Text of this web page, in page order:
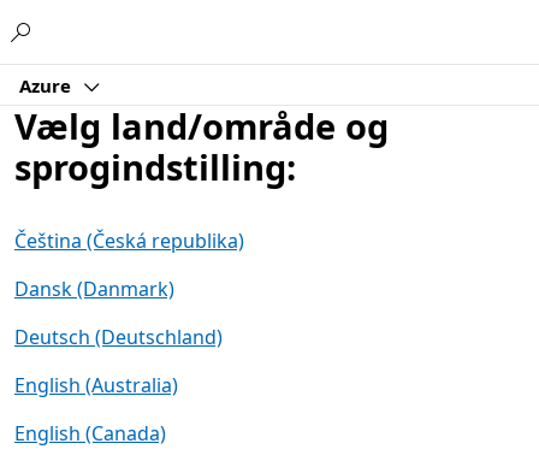
Azure
Vælg land/område og
sprogindstilling:
Čeština (Česká republika)
Dansk (Danmark)
Deutsch (Deutschland)
English (Australia)
English (Canada)